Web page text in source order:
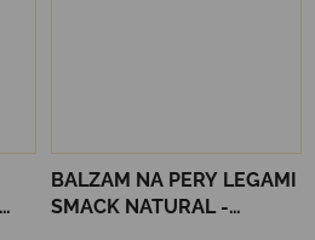
BALZAM NA PERY LEGAMI
SMACK NATURAL -